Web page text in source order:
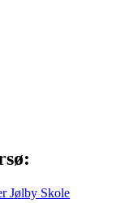
Jølby Skole